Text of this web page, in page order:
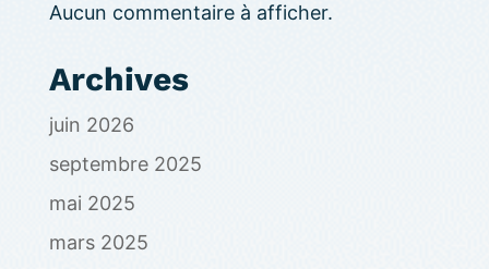
Aucun commentaire à afficher.
Archives
juin 2026
septembre 2025
mai 2025
mars 2025